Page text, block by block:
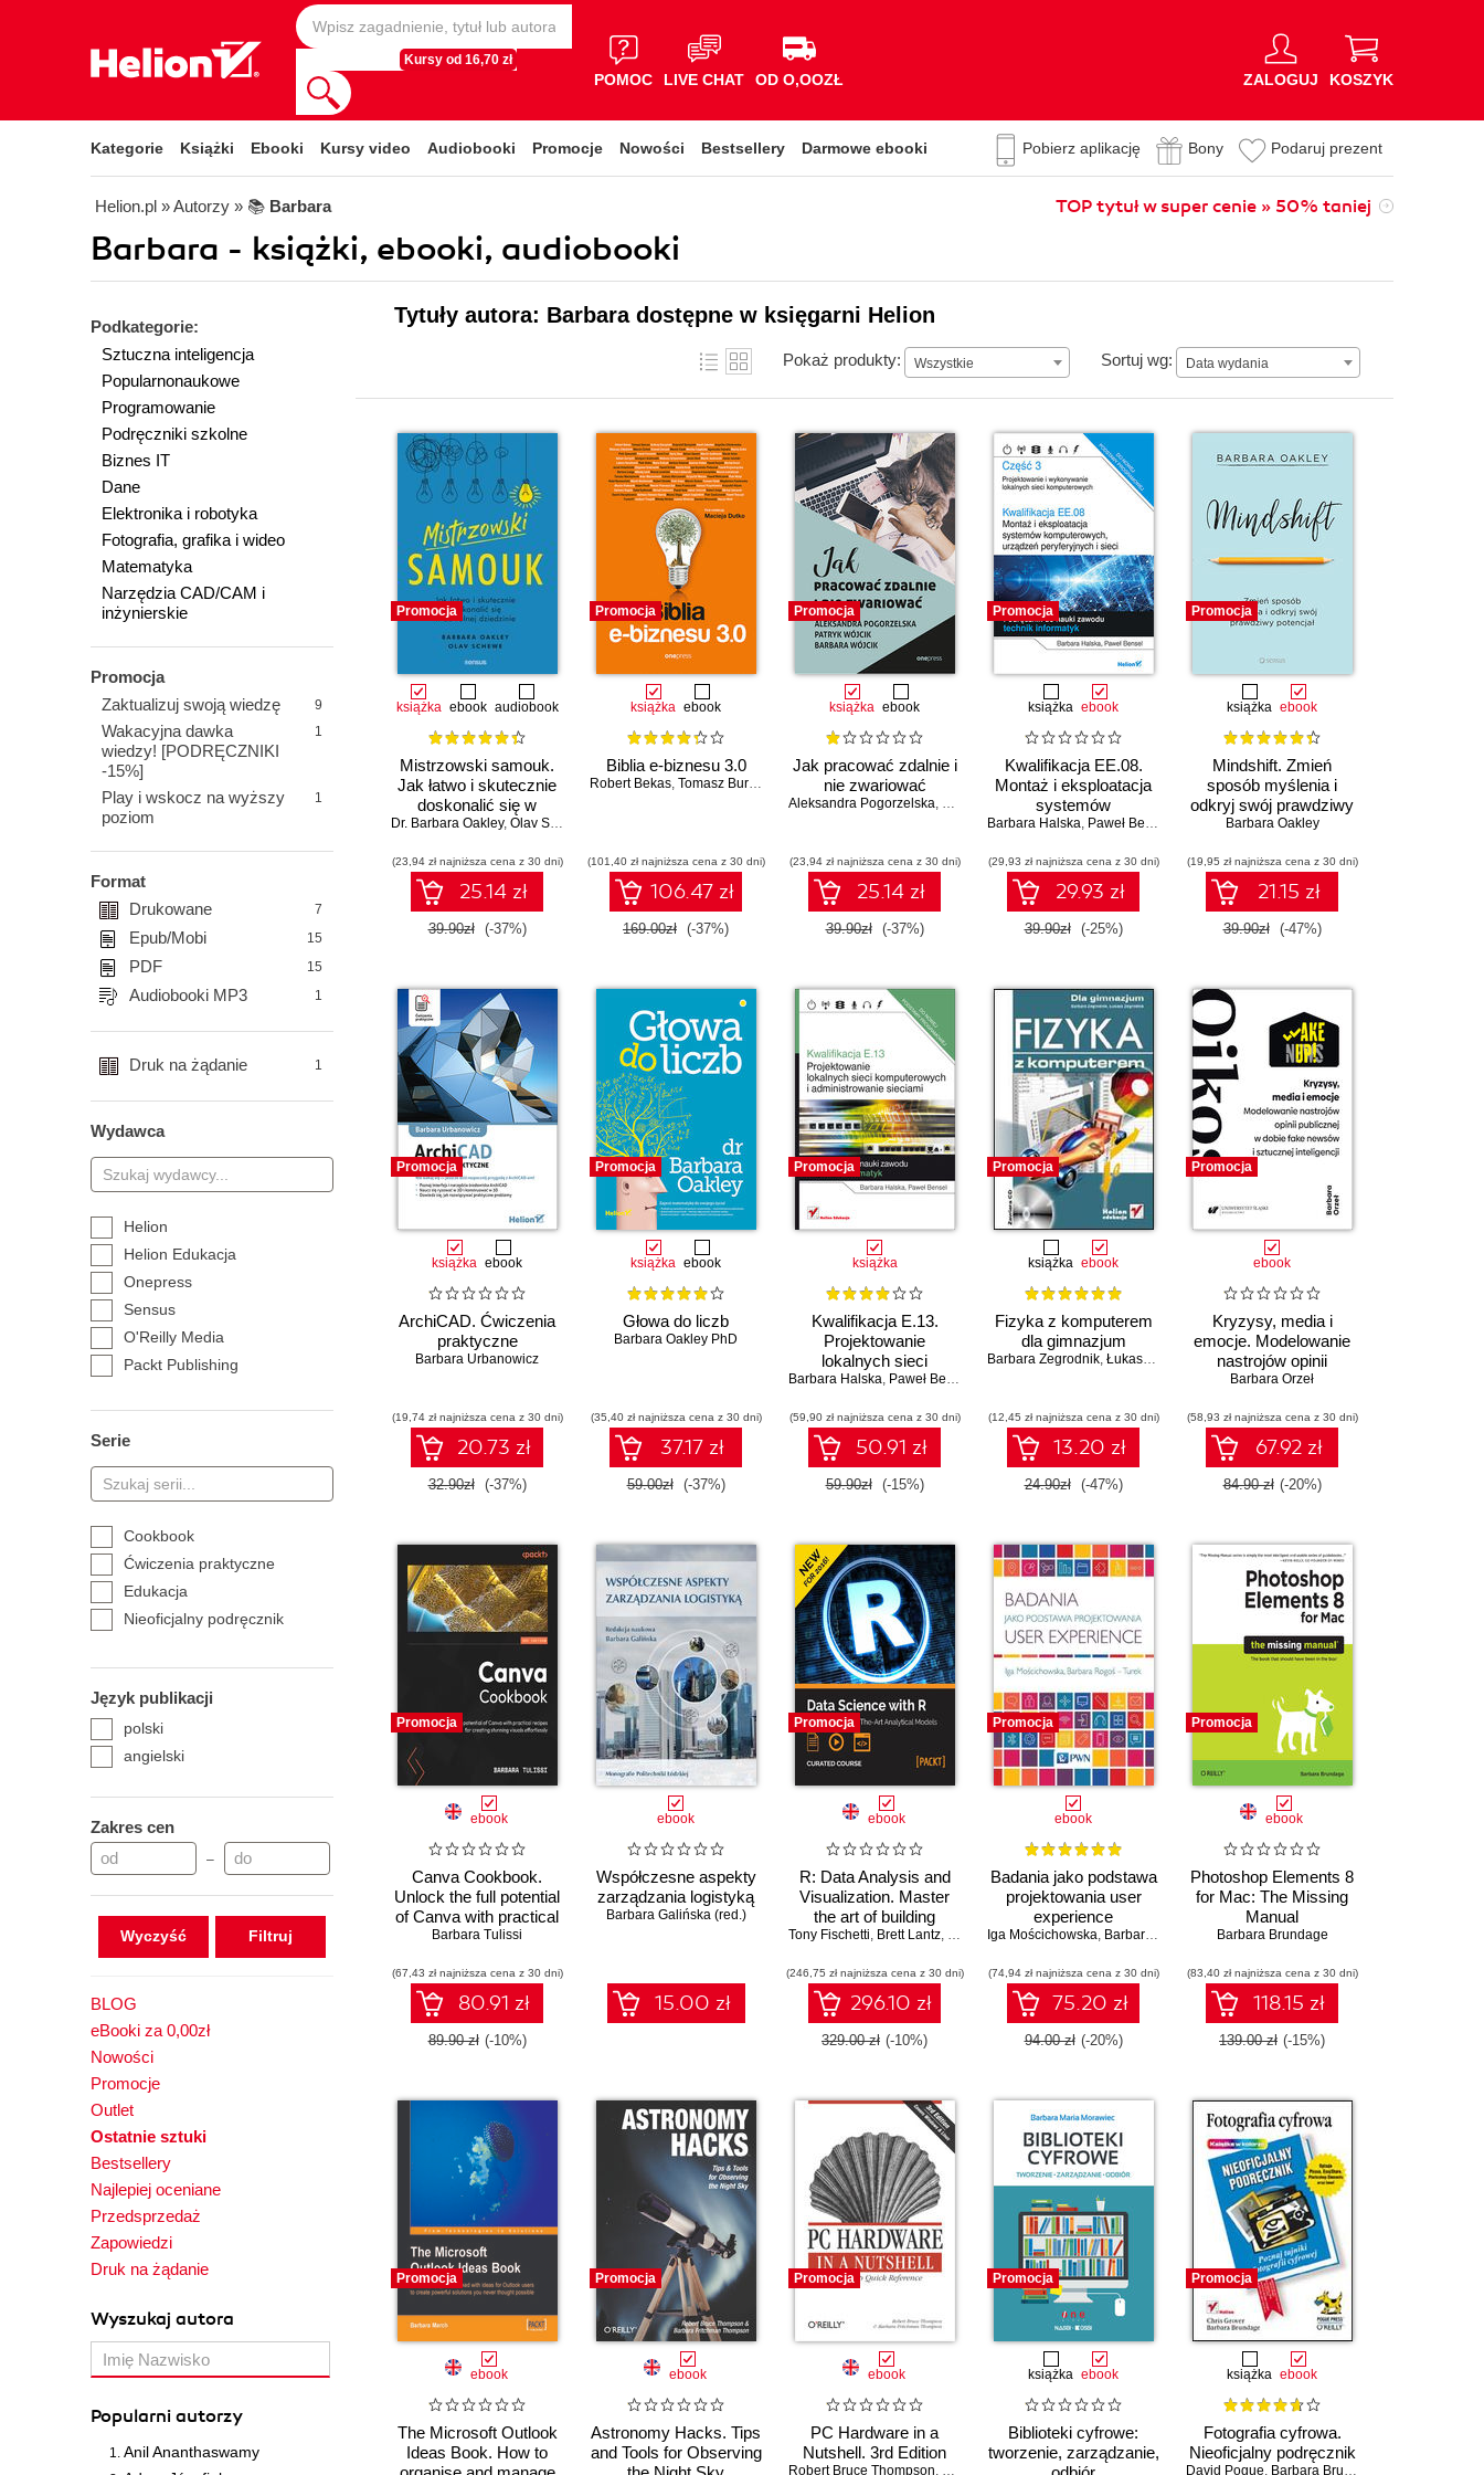
Kursy od 16,70 zł
POMOC LIVE CHAT OD O,OOZŁ ZALOGUJ KOSZYK
Kategorie Książki Ebooki Kursy video Audiobooki Promocje Nowości Bestsellery Darmowe ebooki Pobierz aplikację Bony Podaruj prezent
Helion.pl » Autorzy » 📚 Barbara TOP tytuł w super cenie » 50% taniej
Barbara - książki, ebooki, audiobooki
Podkategorie:
Sztuczna inteligencja
Popularnonaukowe
Programowanie
Podręczniki szkolne
Biznes IT
Dane
Elektronika i robotyka
Fotografia, grafika i wideo
Matematyka
Narzędzia CAD/CAM i
inżynierskie
Promocja
Zaktualizuj swoją wiedzę
9
Wakacyjna dawka
wiedzy! [PODRĘCZNIKI
-15%]
1
Play i wskocz na wyższy
poziom
1
Format
Drukowane
7
Epub/Mobi 15
PDF 15
Audiobooki MP3 1
Druk na żądanie 1
Wydawca
Helion
Helion Edukacja
Onepress
Sensus
O'Reilly Media
Packt Publishing
Łódzkiej
Wydawnictwo Uniwersytetu
Śląskiego
Serie
Cookbook
Ćwiczenia praktyczne
Edukacja
Nieoficjalny podręcznik
Język publikacji
polski
angielski
Zakres cen
–
Wyczyść
BLOG
eBooki za 0,00zł
Nowości
Promocje
Outlet
Ostatnie sztuki
Bestsellery
Najlepiej oceniane
Przedsprzedaż
Zapowiedzi
Druk na żądanie
Wyszukaj autora
Popularni autorzy
Anil Ananthaswamy
Tytuły autora: Barbara dostępne w księgarni Helion
Pokaż produkty: Wszystkie Sortuj wg: Data wydania
Data wydania
Promocja
książka ebook audiobook
Mistrzowski samouk.
Jak łatwo i skutecznie
doskonalić się w
dowolnej dziedzinie
Dr. Barbara Oakley, Olav Schewe
(23,94 zł najniższa cena z 30 dni)
25.14 zł
39.90zł (-37%)
Promocja
książka ebook
Biblia e-biznesu 3.0
Robert Bekas, Tomasz Burcon Andrzej Burzyński,Krzysztof Burzyński,Kamil Cebulski,Angelika Chimkowska,Mateusz Chłodnicki
(101,40 zł najniższa cena z 30 dni)
106.47 zł
169.00zł (-37%)
Promocja
książka ebook
Jak pracować zdalnie i
nie zwariować
Aleksandra Pogorzelska, Patryk Wójcik Barbara Wójcik
(23,94 zł najniższa cena z 30 dni)
25.14 zł
39.90zł (-37%)
Promocja
książka ebook
Kwalifikacja EE.08.
Montaż i eksploatacja
systemów
komputerowych,
i sieci. Część 3.
Projektowanie i
wykonywanie lokalnych
sieci komputerowych.
informatyk
Barbara Halska, Paweł Bensel
(29,93 zł najniższa cena z 30 dni)
29.93 zł
39.90zł (-25%)
Promocja
książka ebook
Mindshift. Zmień
sposób myślenia i
odkryj swój prawdziwy
potencjał
Barbara Oakley
(19,95 zł najniższa cena z 30 dni)
21.15 zł
39.90zł (-47%)
Promocja
książka ebook
ArchiCAD. Ćwiczenia
praktyczne
Barbara Urbanowicz
(19,74 zł najniższa cena z 30 dni)
20.73 zł
32.90zł (-37%)
Promocja
książka ebook
Głowa do liczb
Barbara Oakley PhD
(35,40 zł najniższa cena z 30 dni)
37.17 zł
59.00zł (-37%)
Promocja
książka
Kwalifikacja E.13.
Projektowanie
lokalnych sieci
komputerowych i
sieciami
Barbara Halska, Paweł Bensel
(59,90 zł najniższa cena z 30 dni)
50.91 zł
59.90zł (-15%)
Promocja
książka ebook
Fizyka z komputerem
dla gimnazjum
Barbara Zegrodnik, Łukasz Zegrodnik
(12,45 zł najniższa cena z 30 dni)
13.20 zł
24.90zł (-47%)
Promocja
ebook
Kryzysy, media i
emocje. Modelowanie
nastrojów opinii
publicznej w dobie fake
inteligencji
Barbara Orzeł
(58,93 zł najniższa cena z 30 dni)
67.92 zł
84.90 zł (-20%)
Promocja
ebook
Canva Cookbook.
Unlock the full potential
of Canva with practical
recipes for creating
effortlessly
Barbara Tulissi
(67,43 zł najniższa cena z 30 dni)
80.91 zł
89.90 zł (-10%)
ebook
Współczesne aspekty
zarządzania logistyką
Barbara Galińska (red.)
15.00 zł
Promocja
ebook
R: Data Analysis and
Visualization. Master
the art of building
analytical models using
Tony Fischetti, Brett Lantz, Hrishi V. Mittal,Bater Makhabel,Edina Berlinger (EURO),Ferenc Illés
(246,75 zł najniższa cena z 30 dni)
296.10 zł
329.00 zł (-10%)
Promocja
ebook
Badania jako podstawa
projektowania user
experience
Iga Mościchowska, Barbara Rogoś-Turek
(74,94 zł najniższa cena z 30 dni)
75.20 zł
94.00 zł (-20%)
Promocja
ebook
Photoshop Elements 8
for Mac: The Missing
Manual
Barbara Brundage
(83,40 zł najniższa cena z 30 dni)
118.15 zł
139.00 zł (-15%)
Promocja
ebook
The Microsoft Outlook
Ideas Book. How to
Promocja
ebook
Astronomy Hacks. Tips
and Tools for Observing
Promocja
ebook
PC Hardware in a
Nutshell. 3rd Edition
Robert Bruce Thompson, Barbara Fritchman Thompson
Promocja
książka ebook
Biblioteki cyfrowe:
tworzenie, zarządzanie,
Promocja
książka ebook
Fotografia cyfrowa.
Nieoficjalny podręcznik
David Pogue, Barbara Brundage